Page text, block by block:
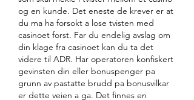
og en kunde. Det eneste de krever er at
du ma ha forsokt a lose tvisten med
casinoet forst. Far du endelig avslag om
din klage fra casinoet kan du ta det
videre til ADR. Har operatoren konfiskert
gevinsten din eller bonuspenger pa
grunn av pastatte brudd pa bonusvilkar
er dette veien a ga. Det finnes en